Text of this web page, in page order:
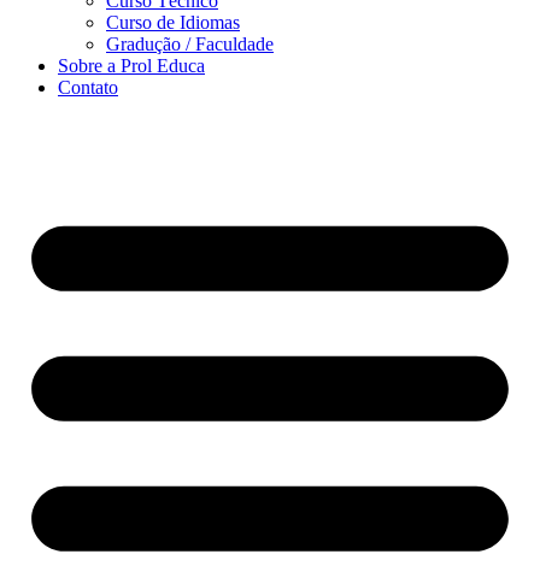
Curso de Idiomas
Gradução / Faculdade
Sobre a Prol Educa
Contato